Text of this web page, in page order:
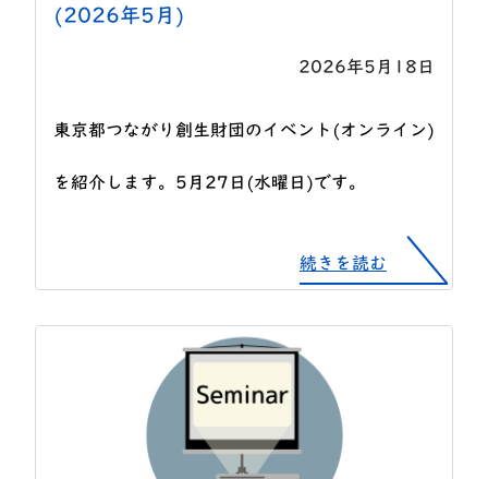
(2026年5月)
2026年5月18日
東京都つながり創生財団のイベント(オンライン)
を紹介します。5月27日(水曜日)です。
続きを読む